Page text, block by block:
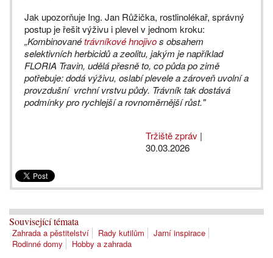
Jak upozorňuje Ing. Jan Růžička, rostlinolékař, správný
postup je řešit výživu i plevel v jednom kroku:
„Kombinovanétrávníkové hnojivos obsahem
selektivních herbicidů a zeolitu, jakým je například
FLORIA Travin, udělá přesně to, co půda po zimě
potřebuje: dodá výživu, oslabí plevele a zároveň uvolní a
provzdušní vrchní vrstvu půdy. Trávník tak dostává
podmínky pro rychlejší a rovnoměrnější růst."
Tržiště zpráv |
30.03.2026
Související témata
Zahrada a pěstitelství Rady kutilům
Jarní inspirace
Rodinné domy
Hobby a zahrada